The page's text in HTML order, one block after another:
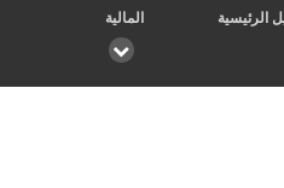
الرئيسية المالية